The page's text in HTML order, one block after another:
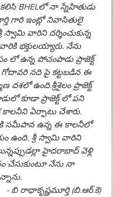
BHELలో నా స్నేహితుడు
గారి ఇంట్లో నివాసితులై
స్వామి వారిని దర్శించుకున్న
భక్తులయ్యారు. నేను
ఉన్న పోచంపాడు ప్రాజెక్ట్
గోదావరి నది పై కట్టబడిన ఈ
దశలో ఉంది.శ్రీశైలం ప్రాజెక్ట్
కూడా ప్రాజెక్ట్ లో పని
ఏర్పాటు చేశారు.
సమీపాన ఉన్న ఈ కాలనీలో
ఉంది. శ్రీ స్వామి వారిని
హైదరాబాద్ వెళ్లి
చేసుకుంటూ నేను నా
- బి రాధాకృష్ణమూర్తి (బి.ఆర్.కె)